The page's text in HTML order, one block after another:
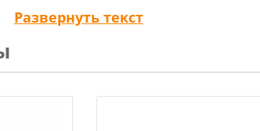
Вид упаковки: хенгтег, пакет
Материал изделия: нержав.сталь,
Развернуть текст